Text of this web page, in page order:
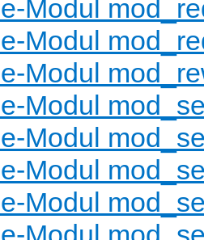
Modul
Modul
Modul
Modul
Modul
Modul
Modul